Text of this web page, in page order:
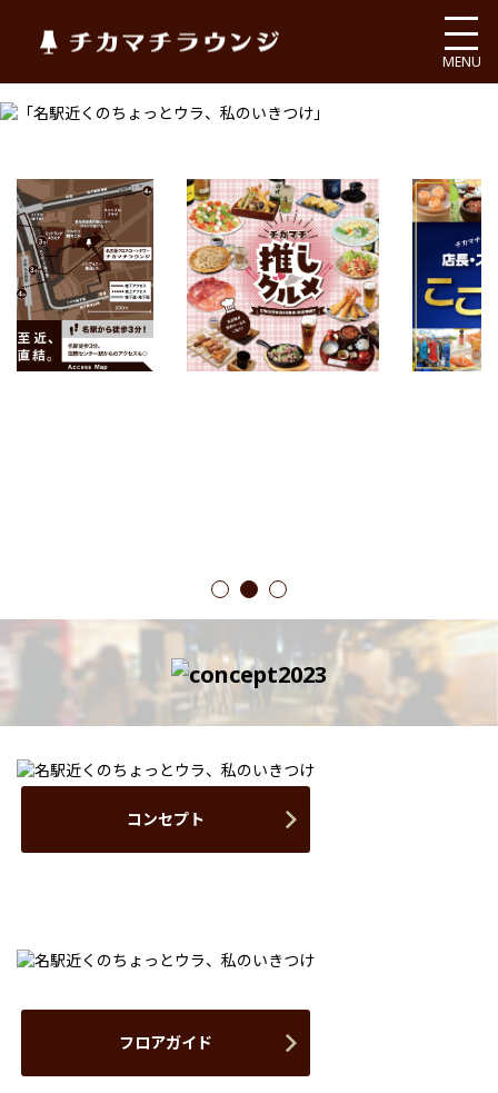
チカマチラウンジ
MENU
1 2 3
コンセプト
フロアガイド